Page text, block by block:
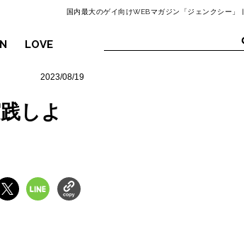
国内最大のゲイ向けWEBマガジン「ジェンクシー」 |
LOVE
2023/08/19
しよ